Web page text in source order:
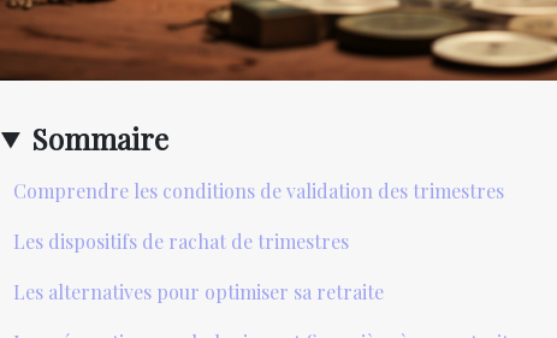
Sommaire
Comprendre les conditions de validation des trimestres
Les dispositifs de rachat de trimestres
Les alternatives pour optimiser sa retraite